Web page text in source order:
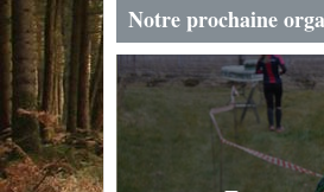
Notre prochaine